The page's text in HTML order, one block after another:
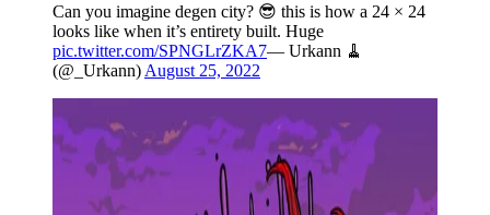
Can you imagine degen city? 😎 this is how a 24 × 24
looks like when it’s entirety built. Huge
pic.twitter.com/SPNGLrZKA7— Urkann 🧹
(@_Urkann) August 25, 2022